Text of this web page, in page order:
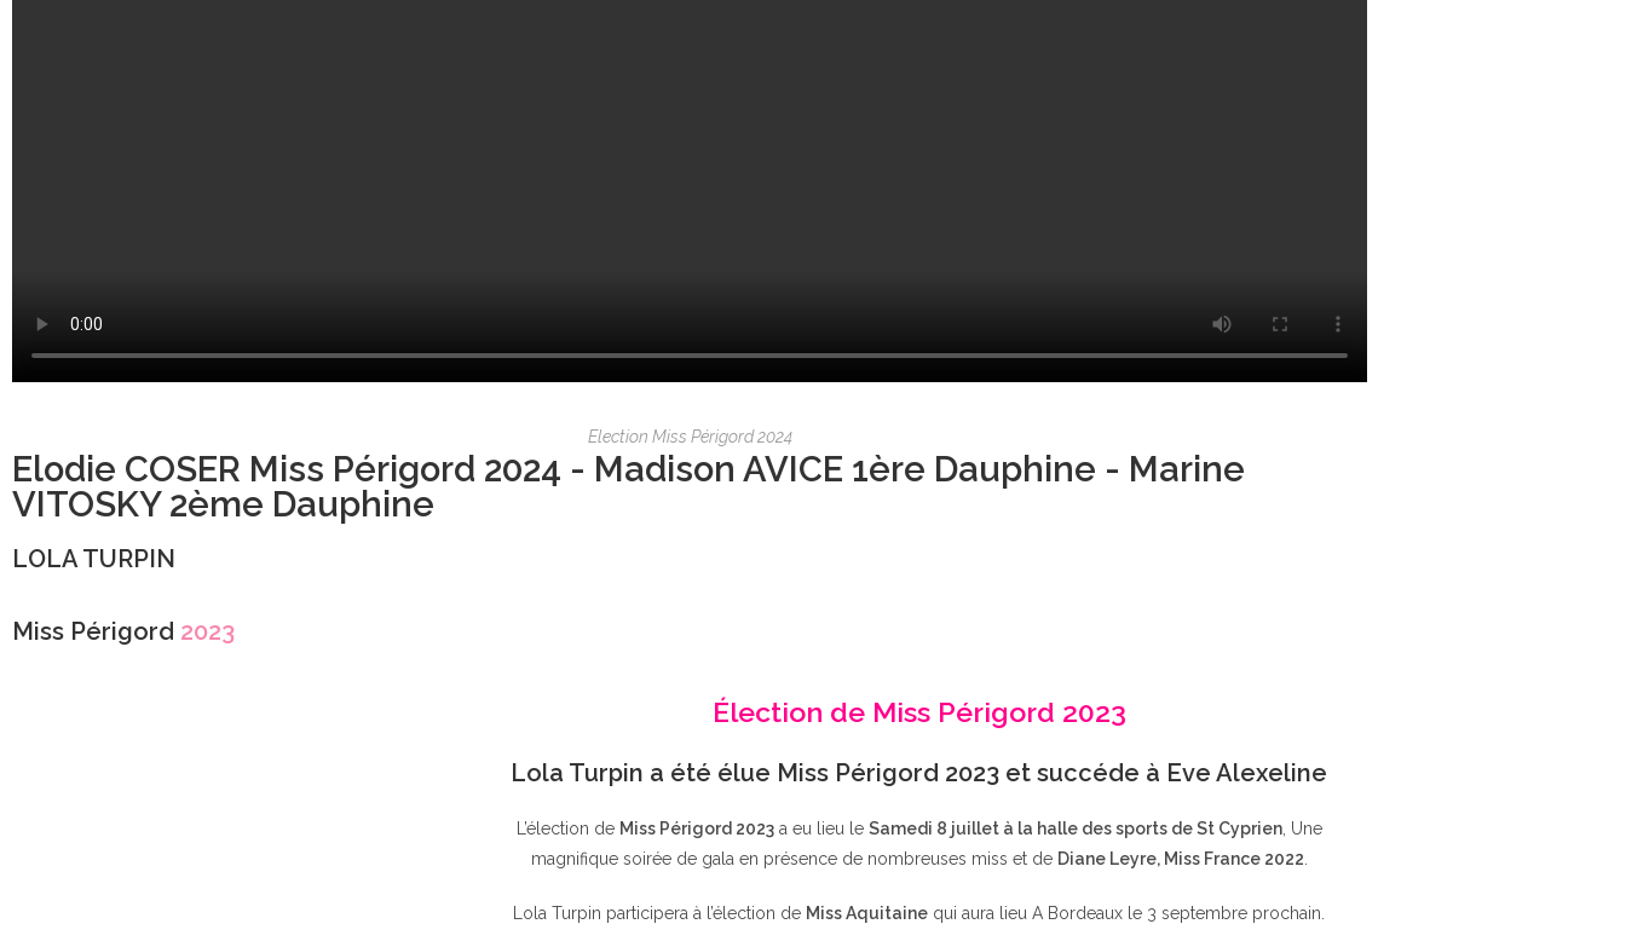
Election Miss Périgord 2024
Elodie COSER Miss Périgord 2024 - Madison AVICE 1ère Dauphine - Marine
VITOSKY 2ème Dauphine
LOLA TURPIN
Miss Périgord 2023
Élection de Miss Périgord 2023
Lola Turpin a été élue Miss Périgord 2023 et succéde à Eve Alexeline
L’élection de Miss Périgord 2023a eu lieu le Samedi 8 juillet à la halle des sports de St Cyprien, Une
magnifique soirée de gala en présence de nombreuses miss et de Diane Leyre, Miss France 2022
Lola Turpin participera à l’élection de Miss Aquitaine qui aura lieu A Bordeaux le 3 septembre prochain.